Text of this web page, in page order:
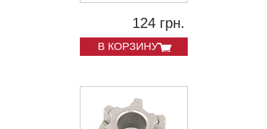
124 грн.
В КОРЗИНУ